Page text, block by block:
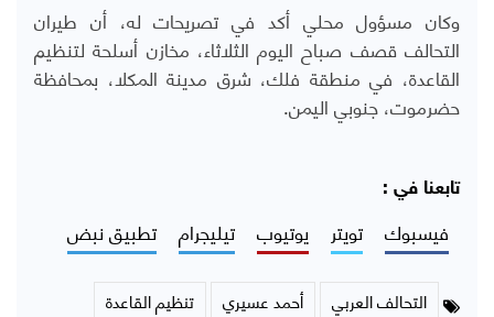
وكان مسؤول محلي أكد في تصريحات له، أن طيران
التحالف قصف صباح اليوم الثلاثاء، مخازن أسلحة لتنظيم
القاعدة، في منطقة فلك، شرق مدينة المكلا، بمحافظة
حضرموت، جنوبي اليمن.
تابعنا في :
فيسبوك تويتر يوتيوب تيليجرام تطبيق نبض
التحالف العربي أحمد عسيري
تنظيم القاعدة